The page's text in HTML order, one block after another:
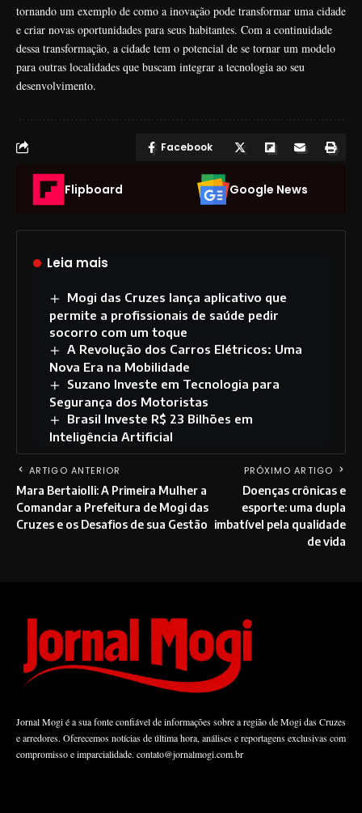
tornando um exemplo de como a inovação pode transformar uma cidade
e criar novas oportunidades para seus habitantes. Com a continuidade
dessa transformação, a cidade tem o potencial de se tornar um modelo
para outras localidades que buscam integrar a tecnologia ao seu
desenvolvimento.
Facebook
Flipboard Google News
Leia mais
Mogi das Cruzes lança aplicativo que
permite a profissionais de saúde pedir
socorro com um toque
A Revolução dos Carros Elétricos: Uma
Nova Era na Mobilidade
Suzano Investe em Tecnologia para
Segurança dos Motoristas
Brasil Investe R$ 23 Bilhões em
Inteligência Artificial
ARTIGO ANTERIOR
Mara Bertaiolli: A Primeira Mulher a
Comandar a Prefeitura de Mogi das
Cruzes e os Desafios de sua Gestão
PRÓXIMO ARTIGO
Doenças crônicas e
esporte: uma dupla
imbatível pela qualidade
de vida
Jornal Mogi é a sua fonte confiável de informações sobre a região de Mogi das Cruzes
e arredores. Oferecemos notícias de última hora, análises e reportagens exclusivas com
compromisso e imparcialidade. contato@jornalmogi.com.br